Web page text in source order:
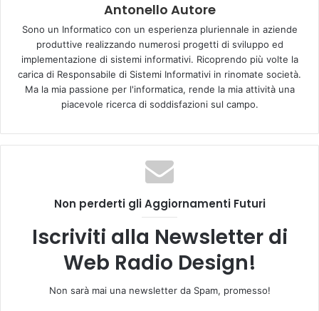
streaming che dovrai acquistare o attivare gratuitamente
attraverso un provider esterno di servizi streaming. Dai
uno sguardo alle promozioni in collaborazione con
laInMyStream di Roma.
Hardware
Opzione di base: è necessario un computer per gestire file
audio, acquisire registrazioni e caricare file. Una macchina
di base degli ultimi anni dovrebbe funzionare bene, in
quanto non sono necessarie particolari specifiche della
CPU o della RAM oltre a quelle fornite dal software che si
utilizza.
Advertisement
Antonello Autore
Sono un Informatico con un esperienza pluriennale in aziende
produttive realizzando numerosi progetti di sviluppo ed
implementazione di sistemi informativi. Ricoprendo più volte la
carica di Responsabile di Sistemi Informativi in rinomate società.
Ma la mia passione per l'informatica, rende la mia attività una
piacevole ricerca di soddisfazioni sul campo.
Non perderti gli Aggiornamenti Futuri
Iscriviti alla Newsletter di
Web Radio Design!
Non sarà mai una newsletter da Spam, promesso!